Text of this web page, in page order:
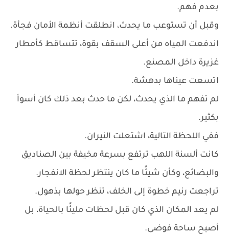
بعدم فهم.
وقبل أن تستوعب ما يحدث، انطلقت أنظمة الأمان فجأة.
اندفعت المياه من أعلى السقف بقوة، تتساقط كأمطار
غزيرة داخل المصنع.
اتسعت عيناها بدهشة.
لم تفهم ما الذي يحدث، لكن ما حدث بعد ذلك كان أسوأ
بكثير.
ففي اللحظة التالية، اشتعلت النيران.
كانت ألسنة اللهب ترتفع بسرعة مخيفة بين الصناديق
والبضائع، وكأن شيئًا ما كان ينتظر لحظة الانفجار.
تراجعت رنيم خطوة إلى الخلف، تنظر حولها بذهول.
لم يعد المكان الذي كان قبل لحظات مليئًا بالحياة، بل
أصبح ساحة فوضى.